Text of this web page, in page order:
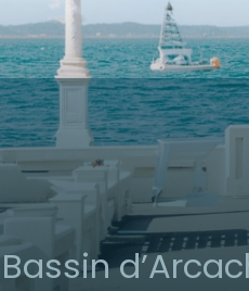
Bassin